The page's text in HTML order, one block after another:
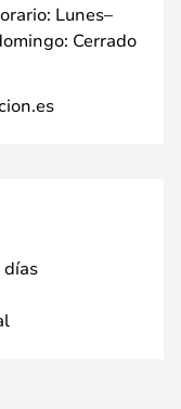
Lunes–
Cerrado
días